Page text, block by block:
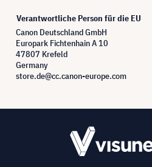
Verantwortliche Person für die EU
Canon Deutschland GmbH
Europark Fichtenhain A 10
47807 Krefeld
Germany
store.de@cc.canon-europe.com